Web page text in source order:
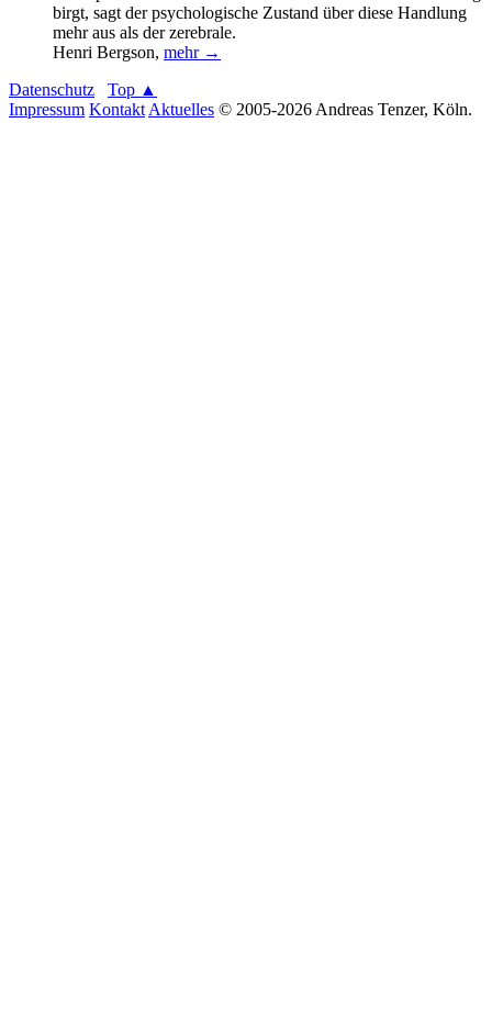
birgt, sagt der psychologische Zustand über diese Handlung
mehr aus als der zerebrale.
Henri Bergson, mehr →
Datenschutz
Top ▲
Impressum Kontakt Aktuelles © 2005-2026 Andreas Tenzer, Köln.